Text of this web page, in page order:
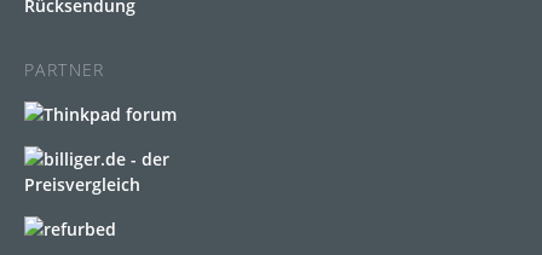
Rücksendung
PARTNER